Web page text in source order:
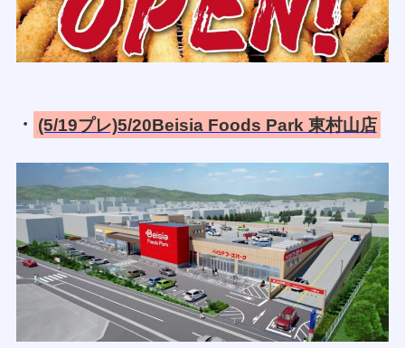
・ (5/19プレ)5/20Beisia Foods Park 東村山店